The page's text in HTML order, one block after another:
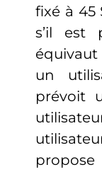
fixé à 45
s’il est
un
prévoit